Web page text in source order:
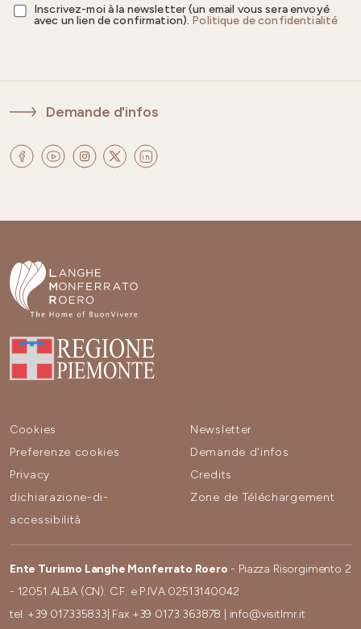
Inscrivez-moi à la newsletter (un email vous sera envoyé
avec un lien de confirmation). Politique de confidentialité
Demande d'infos
Cookies
Preferenze cookies
Privacy
dichiarazione-di-
accessibilità
Newsletter
Demande d'infos
Credits
Zone de Téléchargement
Ente Turismo Langhe Monferrato Roero - Piazza Risorgimento 2
- 12051 ALBA (CN). C.F. e P.IVA 02513140042
tel. +39 017335833 | Fax +39 0173 363878 info@visitlmr.it